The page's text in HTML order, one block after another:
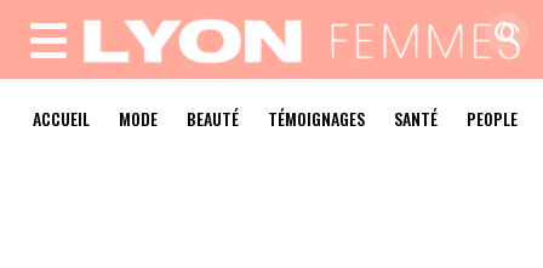
MENU
ACCUEIL MODE BEAUTÉ TÉMOIGNAGES SANTÉ PEOPLE